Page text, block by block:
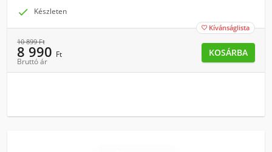
 Készleten
 Kívánságlista
10 899Ft
8 990 Ft
Bruttó ár
KOSÁRBA